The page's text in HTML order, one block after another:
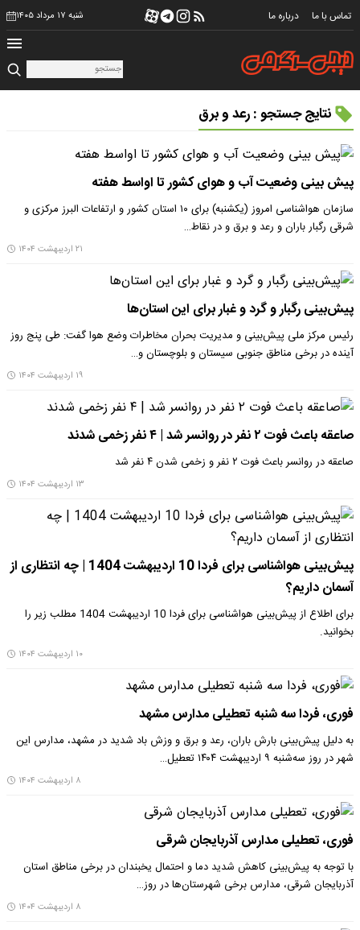
تماس با ما درباره ما شنبه ۱۷ مرداد ۱۴۰۵
نتایج جستجو : رعد و برق
پیش بینی وضعیت آب و هوای کشور تا اواسط هفته
سازمان هواشناسی امروز (یکشنبه) برای ۱۰ استان کشور و ارتفاعات البرز مرکزی و
شرقی رگبار باران و رعد و برق و در نقاط…
۲۱ اردیبهشت ۱۴۰۴
پیش‌بینی رگبار و گرد و غبار برای این استان‌ها
رئیس مرکز ملی پیش‌بینی و مدیریت بحران مخاطرات وضع هوا گفت: طی پنج روز
آینده در برخی مناطق جنوبی سیستان و بلوچستان و…
۱۹ اردیبهشت ۱۴۰۴
صاعقه باعث فوت ۲ نفر در روانسر شد | ۴ نفر زخمی شدند
صاعقه در روانسر باعث فوت ۲ نفر و زخمی شدن ۴ نفر شد
۱۳ اردیبهشت ۱۴۰۴
پیش‌بینی هواشناسی برای فردا 10 اردیبهشت 1404 | چه انتظاری از
آسمان داریم؟
برای اطلاع از پیش‌بینی هواشناسی برای فردا 10 اردیبهشت 1404 مطلب زیر را
بخوانید.
۱۰ اردیبهشت ۱۴۰۴
فوری، فردا سه شنبه تعطیلی مدارس مشهد
به دلیل پیش‌بینی بارش باران، رعد و برق و وزش باد شدید در مشهد، مدارس این
شهر در روز سه‌شنبه ۹ اردیبهشت ۱۴۰۴ تعطیل…
۸ اردیبهشت ۱۴۰۴
فوری، تعطیلی مدارس آذربایجان شرقی
با توجه به پیش‌بینی کاهش شدید دما و احتمال یخبندان در برخی مناطق استان
آذربایجان شرقی، مدارس برخی شهرستان‌ها در روز…
۸ اردیبهشت ۱۴۰۴